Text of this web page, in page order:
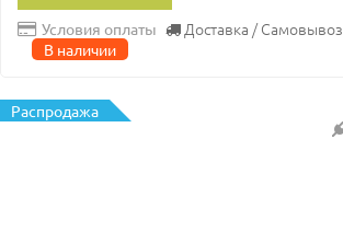
Условия оплаты Доставка / Самовывоз
В наличии
Распродажа